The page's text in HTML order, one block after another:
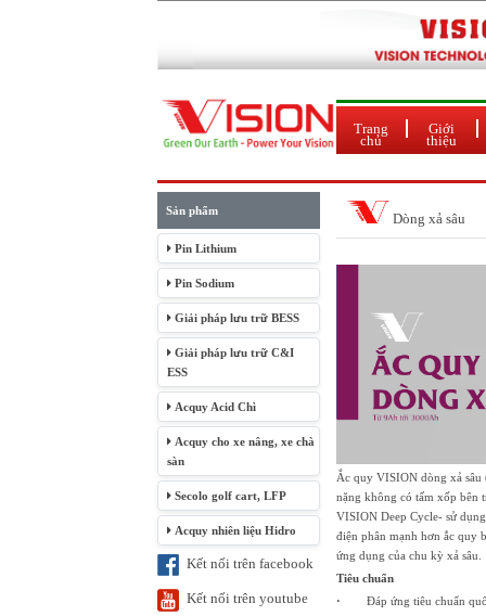
Trang
chủ
Giới
thiệu
Sản phẩm
Pin Lithium
Pin Sodium
Giải pháp lưu trữ BESS
Giải pháp lưu trữ C&I
ESS
Acquy Acid Chì
Acquy cho xe nâng, xe chà
sàn
Secolo golf cart, LFP
Acquy nhiên liệu Hidro
Kết nối trên facebook
Kết nối trên youtube
Dòng xả sâu
Ắc quy VISION dòng xả
nặng không có tấm xốp bên
VISION Deep Cycle- sử
điện phân mạnh hơn ắc quy
ứng dụng của chu kỳ xả sâu.
Tiêu chuẩn
· Đáp ứng tiêu chuẩn